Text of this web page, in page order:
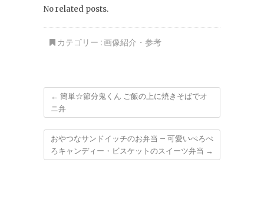
No related posts.
カテゴリー : 画像紹介・参考
← 簡単☆節分鬼くん ご飯の上に焼きそばでオ
ニ弁
おやつなサンドイッチのお弁当 – 可愛いぺろぺ
ろキャンディー・ビスケットのスイーツ弁当 →